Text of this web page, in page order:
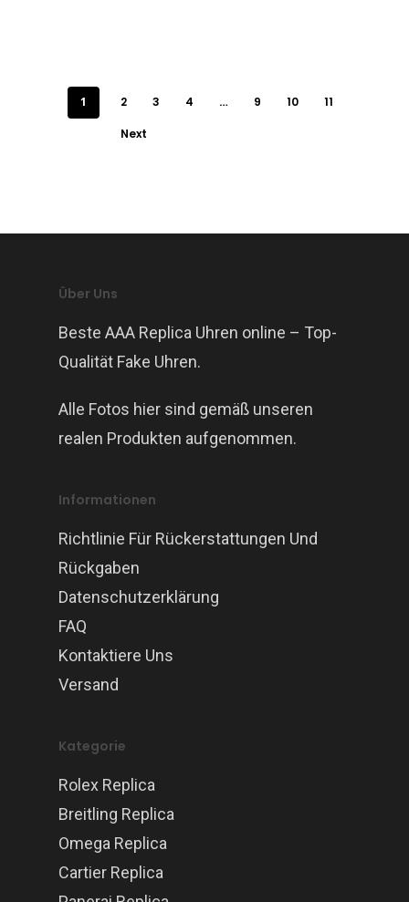
1 2 3 4 … 9 10 11
Next
Über Uns
Beste AAA Replica Uhren online – Top-
Qualität Fake Uhren.
Alle Fotos hier sind gemäß unseren
realen Produkten aufgenommen.
Informationen
Richtlinie Für Rückerstattungen Und
Rückgaben
Datenschutzerklärung
FAQ
Kontaktiere Uns
Versand
Kategorie
Rolex Replica
Breitling Replica
Omega Replica
Cartier Replica